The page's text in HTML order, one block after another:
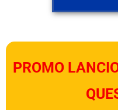
PROMO